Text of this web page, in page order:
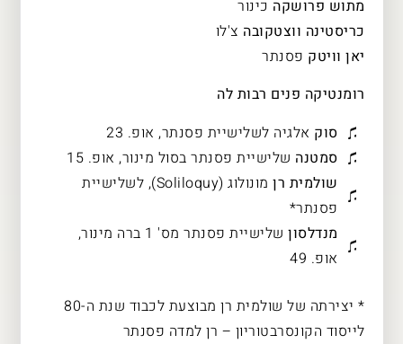
מתוש פרושקה כינור
כריסטינה ווצטקובה צ'לו
יאן וויטק פסנתר
רומנטיקה פנים רבות לה
סוק אלגיה לשלישיית פסנתר, אופ. 23
סמטנה שלישיית פסנתר בסול מינור, אופ. 15
שולמית רן
מונולוג (Soliloquy), לשלישיית
פסנתר*
מנדלסון
שלישיית פסנתר מס' 1 ברה מינור,
אופ. 49
* יצירתה של שולמית רן מבוצעת לכבוד שנת ה-80
לייסוד הקונסרבטוריון – רן למדה פסנתר